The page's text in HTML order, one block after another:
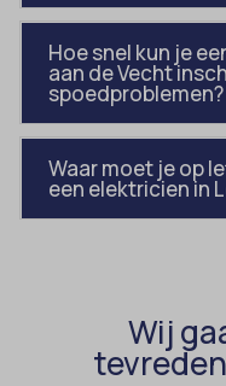
Hoe snel kun je
aan de Vecht
spoedproblemen?
Waar moet je op
een elektricien in
Wij
et-saving-post-*
euCookie
ext_name
fs-cc